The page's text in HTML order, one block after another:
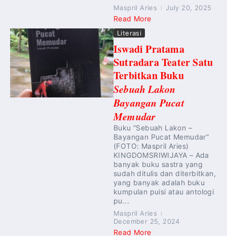
Maspril Aries July 20, 2025
Read More
Literasi
Iswadi Pratama
Sutradara Teater Satu
Terbitkan Buku
Sebuah Lakon
Bayangan Pucat
Memudar
Buku “Sebuah Lakon –
Bayangan Pucat Memudar”
(FOTO: Maspril Aries)
KINGDOMSRIWIJAYA – Ada
banyak buku sastra yang
sudah ditulis dan diterbitkan,
yang banyak adalah buku
kumpulan puisi atau antologi
pu...
Maspril Aries
December 25, 2024
Read More